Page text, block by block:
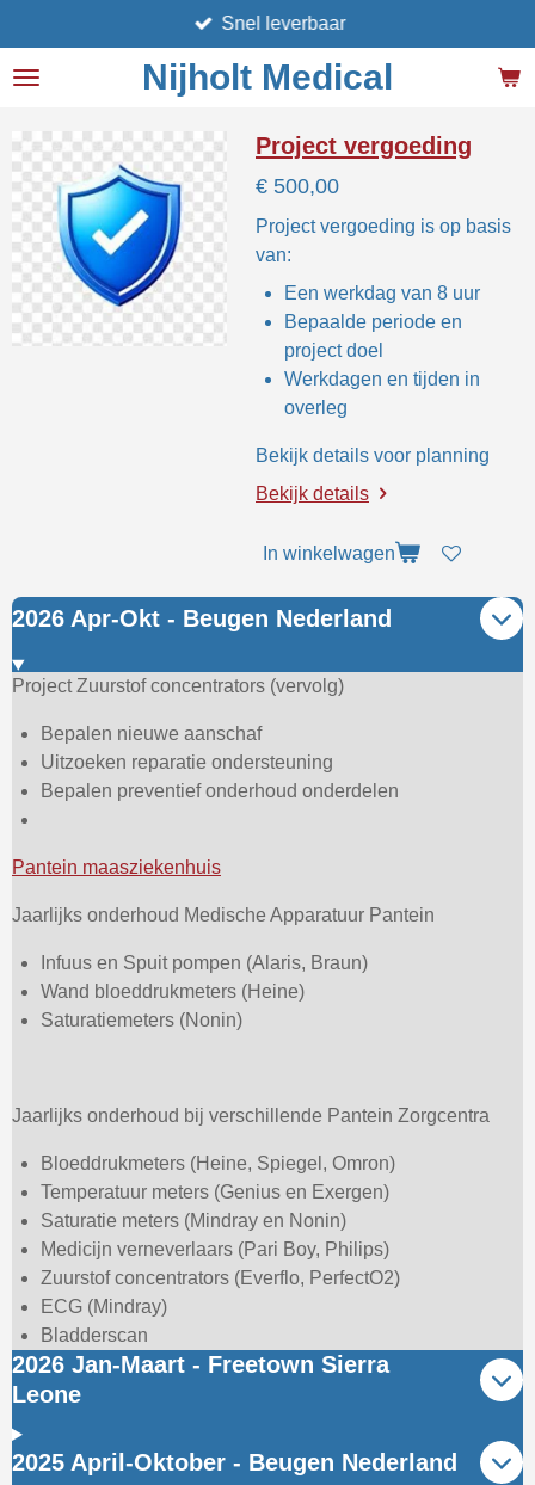
direct
naar
hoofdinhoud
Nijholt Medical
Snel leverbaar
Project vergoeding
€ 500,00
Project vergoeding is op basis
van:
Een werkdag van 8 uur
Bepaalde periode en
project doel
Werkdagen en tijden in
overleg
Bekijk details voor planning
Bekijk details
In winkelwagen
2026 Apr-Okt - Beugen Nederland
Project Zuurstof concentrators (vervolg)
Bepalen nieuwe aanschaf
Uitzoeken reparatie ondersteuning
Bepalen preventief onderhoud onderdelen
Pantein maasziekenhuis
Jaarlijks onderhoud Medische Apparatuur Pantein
Infuus en Spuit pompen (Alaris, Braun)
Wand bloeddrukmeters (Heine)
Saturatiemeters (Nonin)
Jaarlijks onderhoud bij verschillende Pantein Zorgcentra
Bloeddrukmeters (Heine, Spiegel, Omron)
Temperatuur meters (Genius en Exergen)
Saturatie meters (Mindray en Nonin)
Medicijn verneverlaars (Pari Boy, Philips)
Zuurstof concentrators (Everflo, PerfectO2)
ECG (Mindray)
Bladderscan
2026 Jan-Maart - Freetown Sierra
Leone
2025 April-Oktober - Beugen Nederland